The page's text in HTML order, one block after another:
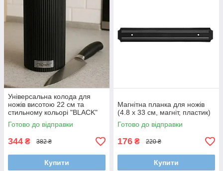
Універсальна колода для
ножів висотою 22 см та
стильному кольорі "BLACK"
Готово до відправки
344 ₴ 382 ₴
Купити
Магнітна планка для ножів
(4.8 x 33 см, магніт, пластик)
Готово до відправки
176 ₴ 220 ₴
Купити